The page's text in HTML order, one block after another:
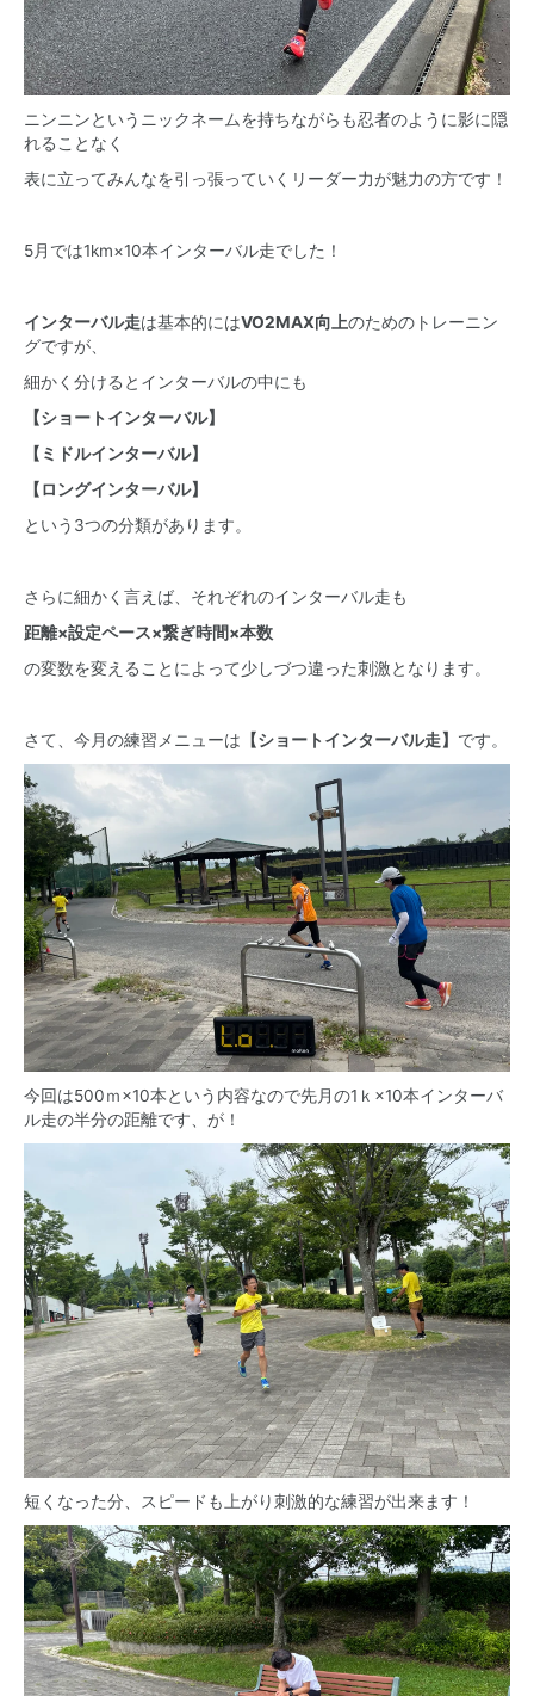
ニンニンというニックネームを持ちながらも忍者のように影に隠
れることなく
表に立ってみんなを引っ張っていくリーダー力が魅力の方です！
5月では1km×10本インターバル走でした！
インターバル走は基本的にはVO2MAX向上のためのトレーニン
グですが、
細かく分けるとインターバルの中にも
【ショートインターバル】
【ミドルインターバル】
【ロングインターバル】
という3つの分類があります。
さらに細かく言えば、それぞれのインターバル走も
距離×設定ペース×繋ぎ時間×本数
の変数を変えることによって少しづつ違った刺激となります。
さて、今月の練習メニューは 【ショートインターバル走】 です。
今回は500ｍ×10本という内容なので先月の1ｋ×10本インターバ
ル走の半分の距離です、が！
短くなった分、スピードも上がり刺激的な練習が出来ます！